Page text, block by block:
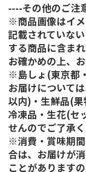
----その他のご注
※商品画像はイ
記載されていな
する商品に含ま
お確かめの上、
※島しょ(東京都
お届けについて
以内)・生鮮品(果
冷凍品・生花(セ
せんのでご了承く
※消費・賞味期
合は、お届けが
ことがあります